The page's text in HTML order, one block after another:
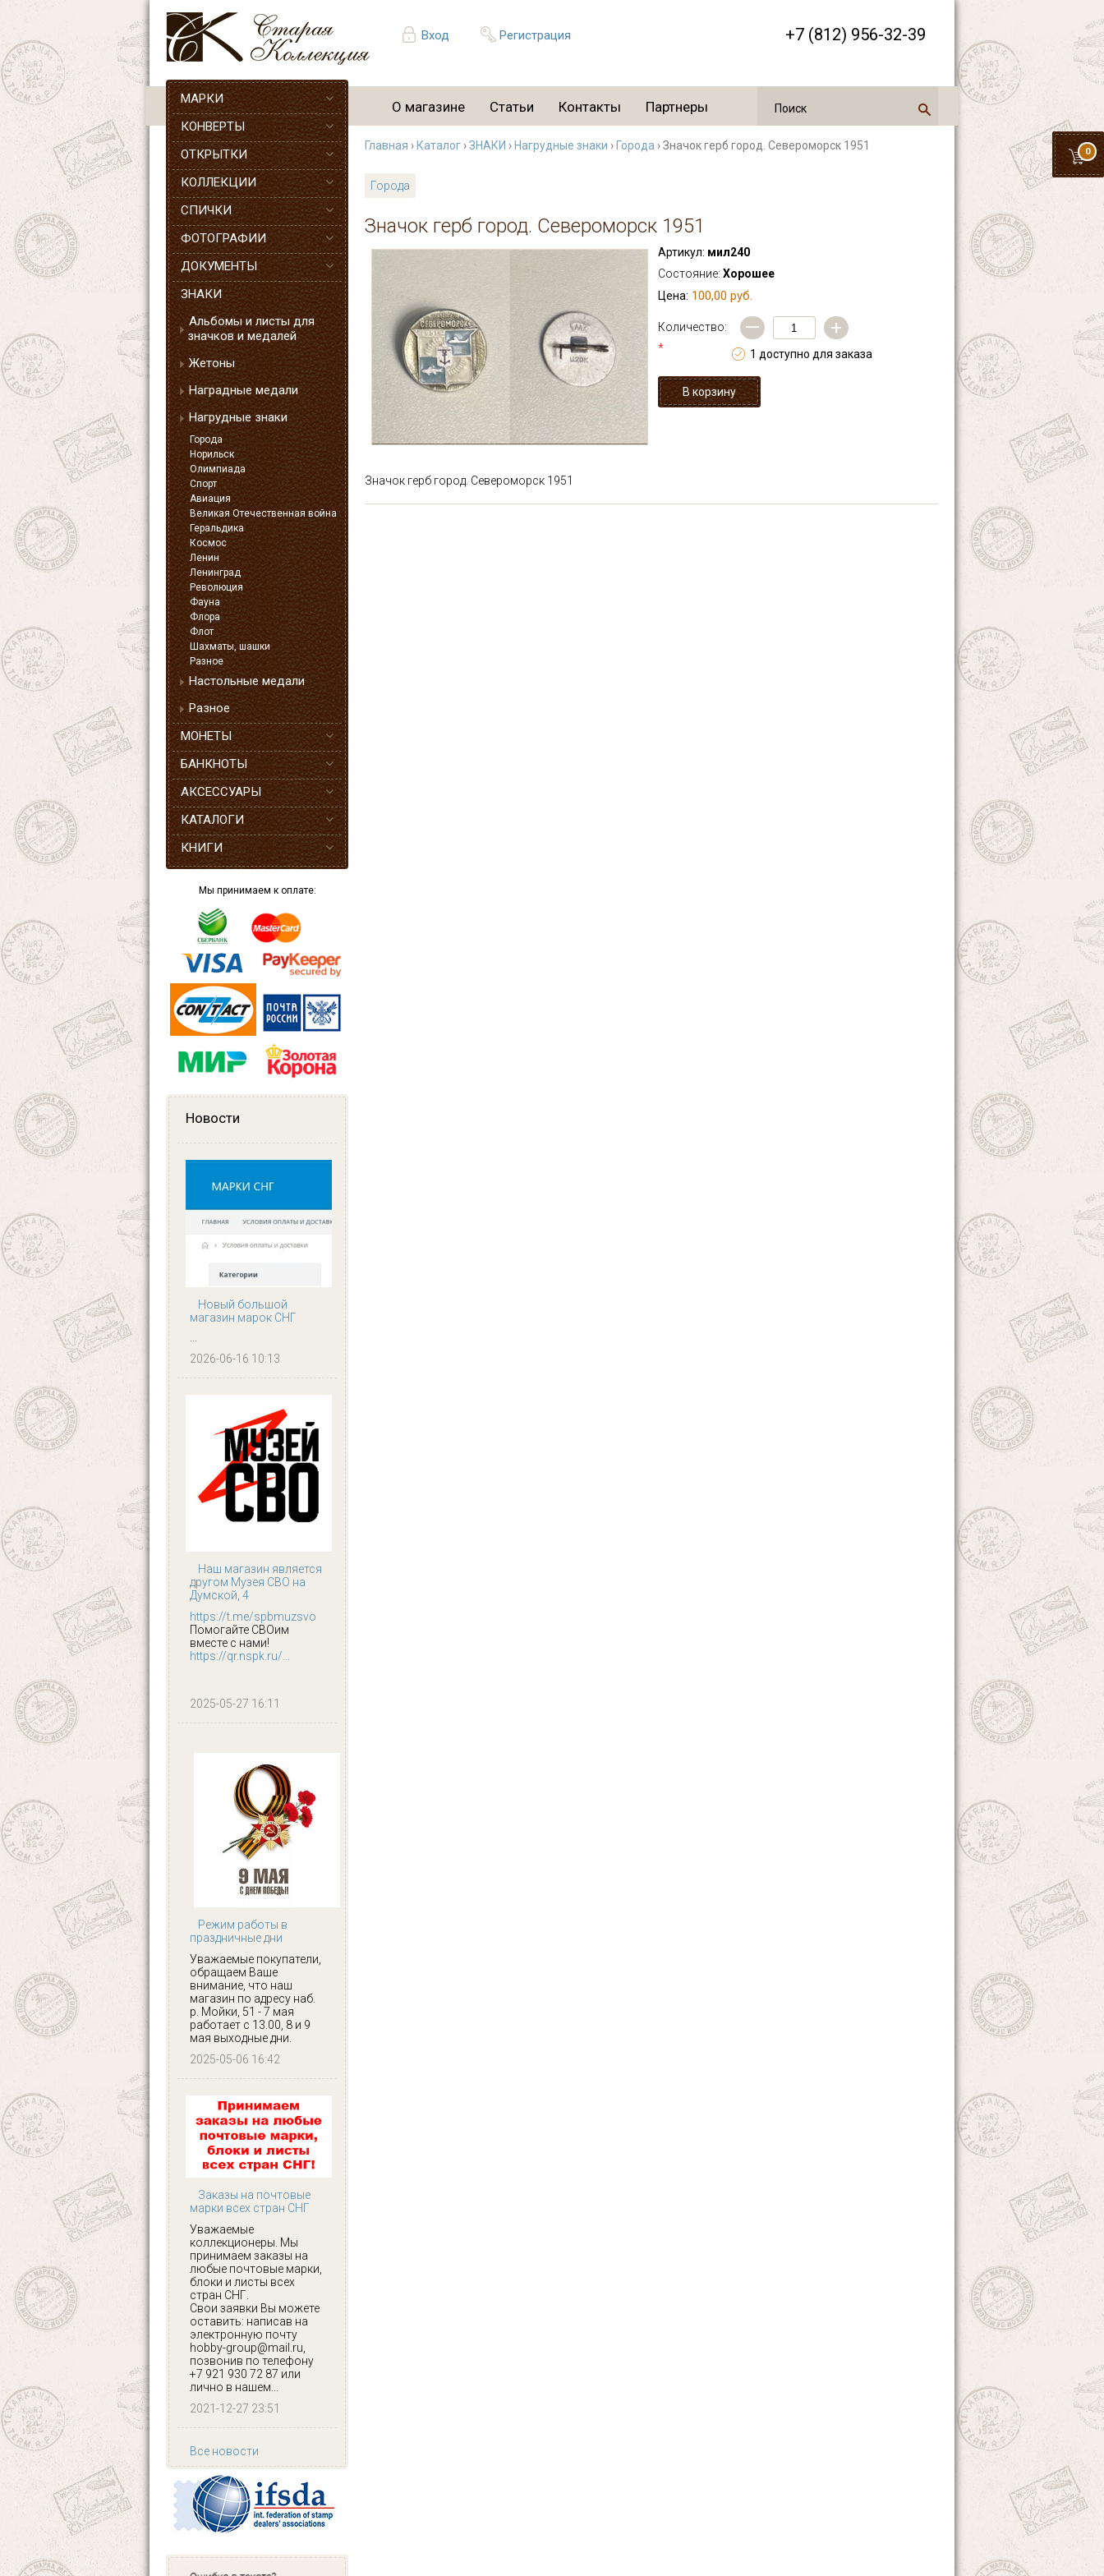
Вход Регистрация +7 (812) 956-32-39
0
О магазине Статьи Контакты Партнеры
МАРКИ
КОНВЕРТЫ
ОТКРЫТКИ
КОЛЛЕКЦИИ
СПИЧКИ
ФОТОГРАФИИ
ДОКУМЕНТЫ
ЗНАКИ
Альбомы и листы для
значков и медалей
Жетоны
Наградные медали
Нагрудные знаки
Города
Норильск
Олимпиада
Спорт
Авиация
Великая Отечественная война
Геральдика
Космос
Ленин
Ленинград
Революция
Фауна
Флора
Флот
Шахматы, шашки
Разное
Настольные медали
Разное
МОНЕТЫ
БАНКНОТЫ
АКСЕССУАРЫ
КАТАЛОГИ
КНИГИ
Мы принимаем к оплате:
Новости
Новый большой
магазин марок СНГ
...
2026-06-16 10:13
Наш магазин является
другом Музея СВО на
Думской, 4
https://t.me/spbmuzsvo
Помогайте СВОим
вместе с нами!
https://qr.nspk.ru/...
2025-05-27 16:11
Режим работы в
праздничные дни
Уважаемые покупатели,
обращаем Ваше
внимание, что наш
магазин по адресу наб.
р. Мойки, 51 - 7 мая
работает с 13.00, 8 и 9
мая выходные дни.
2025-05-06 16:42
Заказы на почтовые
марки всех стран СНГ
Уважаемые
коллекционеры. Мы
принимаем заказы на
любые почтовые марки,
блоки и листы всех
стран СНГ.
Свои заявки Вы можете
оставить: написав на
электронную почту
hobby-group@mail.ru,
позвонив по телефону
+7 921 930 72 87 или
лично в нашем...
2021-12-27 23:51
Все новости
Главная › Каталог ›ЗНАКИ › Нагрудные знаки › Города › Значок герб город. Североморск 1951
Города
Значок герб город. Североморск 1951
Артикул: мил240
Состояние: Хорошее
Цена: 100,00 руб.
Количество:
*
— +
1 доступно для заказа
Значок герб город. Североморск 1951